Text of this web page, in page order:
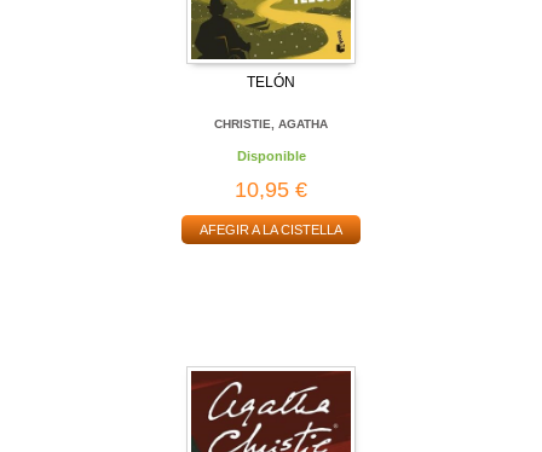
TELÓN
CHRISTIE, AGATHA
Disponible
10,95 €
AFEGIR A LA CISTELLA